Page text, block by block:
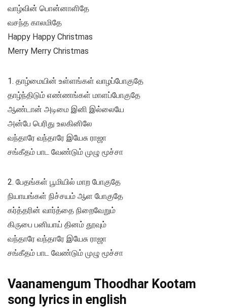
வாழ்வின் பொன்னாளிதே
வசந்த காலமிதே
Happy Happy Christmas
Merry Merry Christmas
1. தாழ்மையின் உள்ளங்கள் வாழப்போகுதே
தாழ்ந்திடும் எண்ணங்கள் மாளப்போகுதே
ஆண்டான் அடிமை இனி இல்லையே
அன்பே பெரிது உலகினிலே
வந்தாரே வந்தாரே இயேசு ராஜா
சங்கீதம் பாட வேண்டும் முழு மூச்சா
2. பேதங்கள் பூமியில் மாற போகுதே
நியாயங்கள் நிச்சயம் ஆள போகுதே
கர்த்தரின் வார்த்தை நிறைவேறும்
கிருபை பனியாய் தினம் தூவும்
வந்தாரே வந்தாரே இயேசு ராஜா
சங்கீதம் பாட வேண்டும் முழு மூச்சா
Vaanamengum Thoodhar Kootam
song lyrics in english